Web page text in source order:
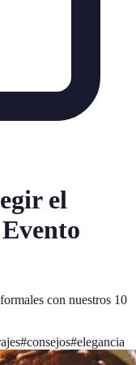
el
con nuestros 10
#consejos#elegancia